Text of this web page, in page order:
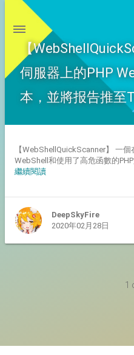
【
伺服器上的PHP
本，並將报告推至
【WebShellQuickScanner】 一
WebShell和使用了高危函數的
繼續閱讀
DeepSkyFire
2020年02月28日
1